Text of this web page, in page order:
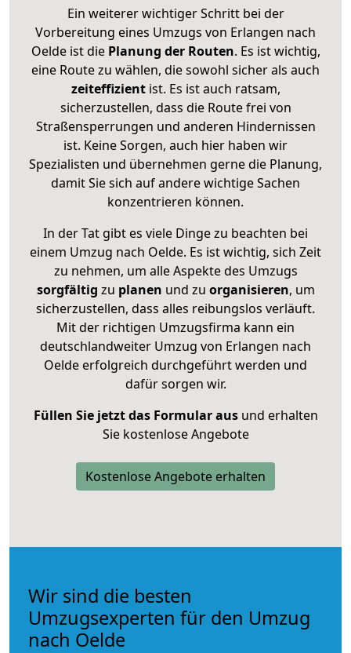
Ein weiterer wichtiger Schritt bei der
Vorbereitung eines Umzugs von Erlangen nach
Oelde ist diePlanung der Routen. Es ist wichtig,
eine Route zu wählen, die sowohl sicher als auch
zeiteffizientist. Es ist auch ratsam,
sicherzustellen, dass die Route frei von
Straßensperrungen und anderen Hindernissen
ist. Keine Sorgen, auch hier haben wir
Spezialisten und übernehmen gerne die Planung,
damit Sie sich auf andere wichtige Sachen
konzentrieren können.
In der Tat gibt es viele Dinge zu beachten bei
einem Umzug nach Oelde. Es ist wichtig, sich Zeit
zu nehmen, um alle Aspekte des Umzugs
sorgfältig zu planen und zu organisieren, um
sicherzustellen, dass alles reibungslos verläuft.
Mit der richtigen Umzugsfirma kann ein
deutschlandweiter Umzug von Erlangen nach
Oelde erfolgreich durchgeführt werden und
dafür sorgen wir.
Füllen Sie jetzt das Formular ausund erhalten
Sie kostenlose Angebote
Kostenlose Angebote erhalten
Wir sind die besten
Umzugsexperten für den Umzug
nach Oelde